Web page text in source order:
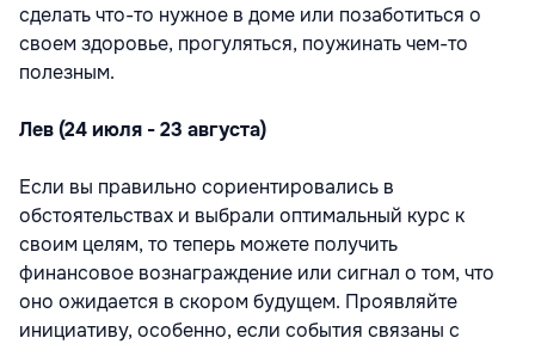
сделать что-то нужное в доме или позаботиться о
своем здоровье, прогуляться, поужинать чем-то
полезным.
Лев (24 июля - 23 августа)
Если вы правильно сориентировались в
обстоятельствах и выбрали оптимальный курс к
своим целям, то теперь можете получить
финансовое вознаграждение или сигнал о том, что
оно ожидается в скором будущем. Проявляйте
инициативу, особенно, если события связаны с